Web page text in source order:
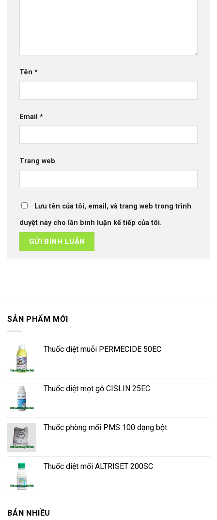
Tên *
Email *
Trang web
Lưu tên của tôi, email, và trang web trong trình
duyệt này cho lần bình luận kế tiếp của tôi.
SẢN PHẨM MỚI
Thuốc diệt muỗi PERMECIDE 50EC
Thuốc diệt mọt gỗ CISLIN 25EC
Thuốc phòng mối PMS 100 dạng bột
Thuốc diệt mối ALTRISET 200SC
BÁN NHIỀU